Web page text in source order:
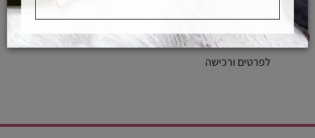
עגיל נחש משובץ ,חישוק יהלומים סמול
₪2,550
לפרטים ורכישה